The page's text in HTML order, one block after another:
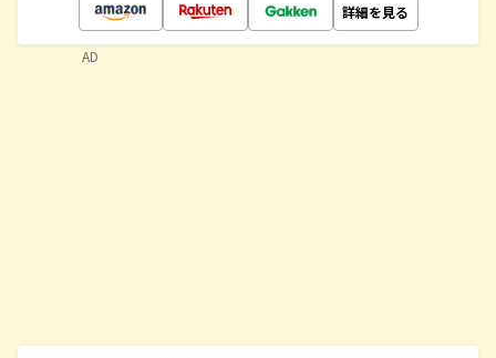
詳細を見る
AD